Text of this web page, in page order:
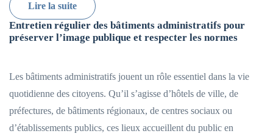
Lire la suite
Entretien régulier des bâtiments administratifs pour
préserver l’image publique et respecter les normes
Les bâtiments administratifs jouent un rôle essentiel dans la vie
quotidienne des citoyens. Qu’il s’agisse d’hôtels de ville, de
préfectures, de bâtiments régionaux, de centres sociaux ou
d’établissements publics, ces lieux accueillent du public en